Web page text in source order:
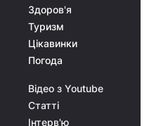
Здоров'я
Туризм
Цікавинки
Погода
Відео з Youtube
Статті
Інтерв'ю